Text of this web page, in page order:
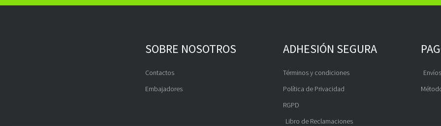
SOBRE NOSOTROS
Contactos
Embajadores
ADHESIÓN SEGURA
Términos y condiciones
Política de Privacidad
RGPD
Libro de Reclamaciones